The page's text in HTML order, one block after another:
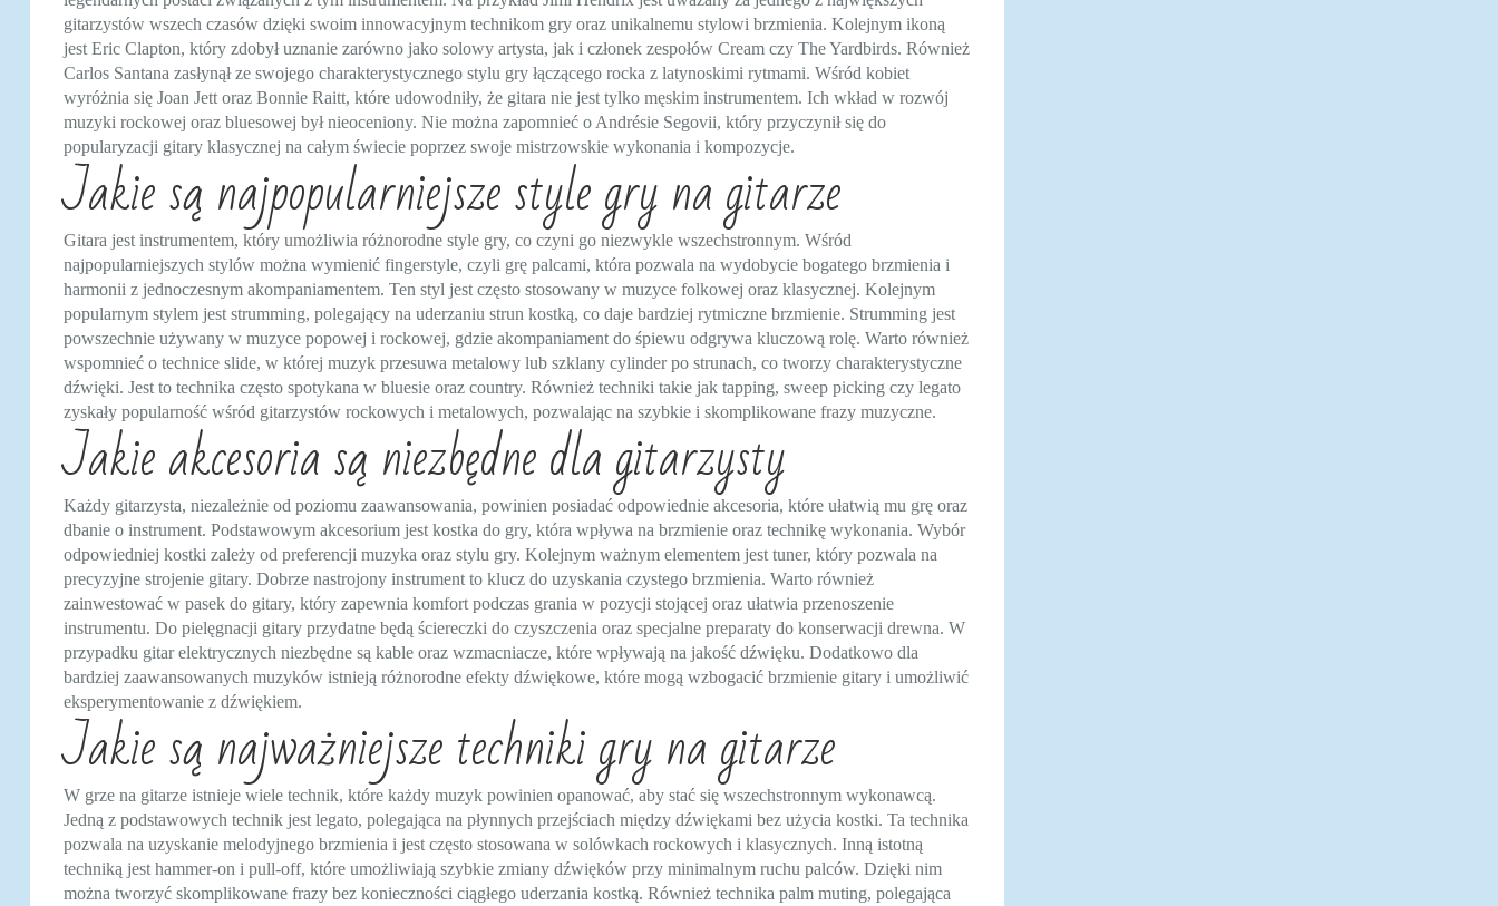
gitarzystów wszech czasów dzięki swoim innowacyjnym technikom gry oraz unikalnemu stylowi brzmienia. Kolejnym ikoną
jest Eric Clapton, który zdobył uznanie zarówno jako solowy artysta, jak i członek zespołów Cream czy The Yardbirds. Również
Carlos Santana zasłynął ze swojego charakterystycznego stylu gry łączącego rocka z latynoskimi rytmami. Wśród kobiet
wyróżnia się Joan Jett oraz Bonnie Raitt, które udowodniły, że gitara nie jest tylko męskim instrumentem. Ich wkład w rozwój
muzyki rockowej oraz bluesowej był nieoceniony. Nie można zapomnieć o Andrésie Segovii, który przyczynił się do
popularyzacji gitary klasycznej na całym świecie poprzez swoje mistrzowskie wykonania i kompozycje.
Jakie są najpopularniejsze style gry na gitarze
Gitara jest instrumentem, który umożliwia różnorodne style gry, co czyni go niezwykle wszechstronnym. Wśród
najpopularniejszych stylów można wymienić fingerstyle, czyli grę palcami, która pozwala na wydobycie bogatego brzmienia i
harmonii z jednoczesnym akompaniamentem. Ten styl jest często stosowany w muzyce folkowej oraz klasycznej. Kolejnym
popularnym stylem jest strumming, polegający na uderzaniu strun kostką, co daje bardziej rytmiczne brzmienie. Strumming jest
powszechnie używany w muzyce popowej i rockowej, gdzie akompaniament do śpiewu odgrywa kluczową rolę. Warto również
wspomnieć o technice slide, w której muzyk przesuwa metalowy lub szklany cylinder po strunach, co tworzy charakterystyczne
dźwięki. Jest to technika często spotykana w bluesie oraz country. Również techniki takie jak tapping, sweep picking czy legato
zyskały popularność wśród gitarzystów rockowych i metalowych, pozwalając na szybkie i skomplikowane frazy muzyczne.
Jakie akcesoria są niezbędne dla gitarzysty
Każdy gitarzysta, niezależnie od poziomu zaawansowania, powinien posiadać odpowiednie akcesoria, które ułatwią mu grę oraz
dbanie o instrument. Podstawowym akcesorium jest kostka do gry, która wpływa na brzmienie oraz technikę wykonania. Wybór
odpowiedniej kostki zależy od preferencji muzyka oraz stylu gry. Kolejnym ważnym elementem jest tuner, który pozwala na
precyzyjne strojenie gitary. Dobrze nastrojony instrument to klucz do uzyskania czystego brzmienia. Warto również
zainwestować w pasek do gitary, który zapewnia komfort podczas grania w pozycji stojącej oraz ułatwia przenoszenie
instrumentu. Do pielęgnacji gitary przydatne będą ściereczki do czyszczenia oraz specjalne preparaty do konserwacji drewna. W
przypadku gitar elektrycznych niezbędne są kable oraz wzmacniacze, które wpływają na jakość dźwięku. Dodatkowo dla
bardziej zaawansowanych muzyków istnieją różnorodne efekty dźwiękowe, które mogą wzbogacić brzmienie gitary i umożliwić
eksperymentowanie z dźwiękiem.
Jakie są najważniejsze techniki gry na gitarze
W grze na gitarze istnieje wiele technik, które każdy muzyk powinien opanować, aby stać się wszechstronnym wykonawcą.
Jedną z podstawowych technik jest legato, polegająca na płynnych przejściach między dźwiękami bez użycia kostki. Ta technika
pozwala na uzyskanie melodyjnego brzmienia i jest często stosowana w solówkach rockowych i klasycznych. Inną istotną
techniką jest hammer-on i pull-off, które umożliwiają szybkie zmiany dźwięków przy minimalnym ruchu palców. Dzięki nim
można tworzyć skomplikowane frazy bez konieczności ciągłego uderzania kostką. Również technika palm muting, polegająca